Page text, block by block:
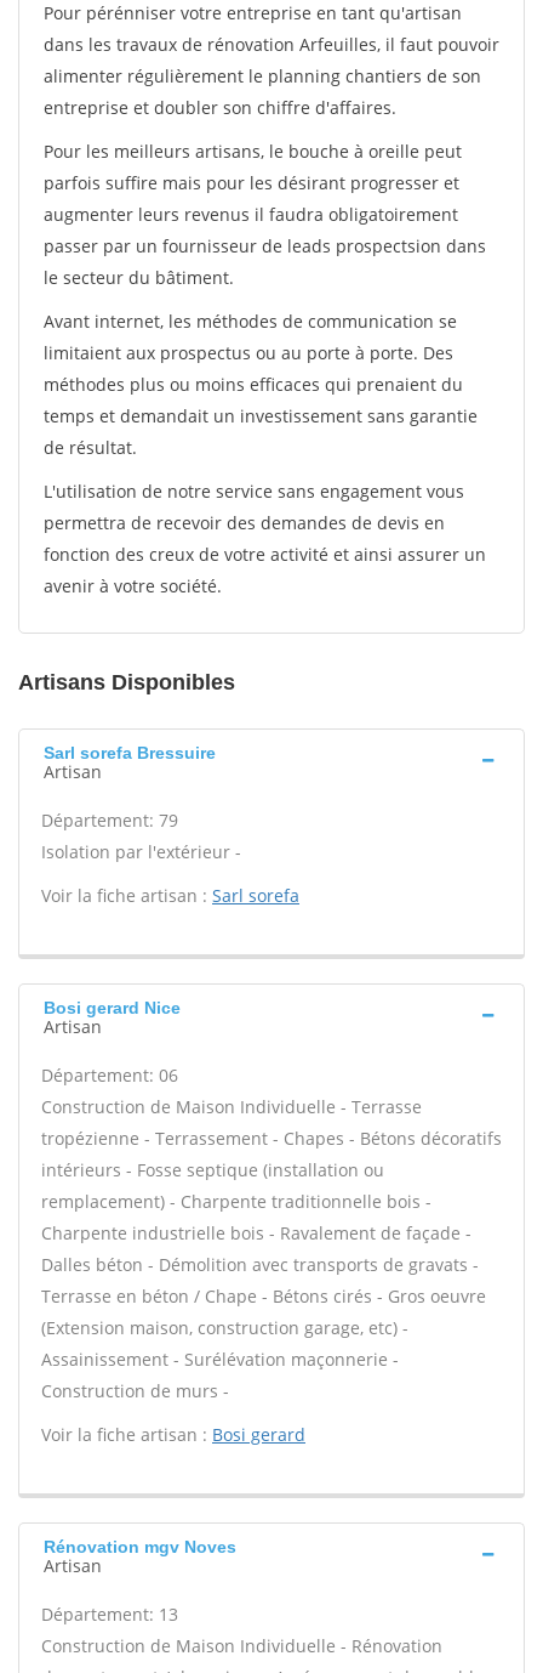
Pour pérénniser votre entreprise en tant qu'artisan
dans les travaux de rénovation Arfeuilles, il faut pouvoir
alimenter régulièrement le planning chantiers de son
entreprise et doubler son chiffre d'affaires.
Pour les meilleurs artisans, le bouche à oreille peut
parfois suffire mais pour les désirant progresser et
augmenter leurs revenus il faudra obligatoirement
passer par un fournisseur de leads prospectsion dans
le secteur du bâtiment.
Avant internet, les méthodes de communication se
limitaient aux prospectus ou au porte à porte. Des
méthodes plus ou moins efficaces qui prenaient du
temps et demandait un investissement sans garantie
de résultat.
L'utilisation de notre service sans engagement vous
permettra de recevoir des demandes de devis en
fonction des creux de votre activité et ainsi assurer un
avenir à votre société.
Artisans Disponibles
Sarl sorefa Bressuire
Artisan
Département: 79
Isolation par l'extérieur -
Voir la fiche artisan : Sarl sorefa
Bosi gerard Nice
Artisan
Département: 06
Construction de Maison Individuelle - Terrasse
tropézienne - Terrassement - Chapes - Bétons décoratifs
intérieurs - Fosse septique (installation ou
remplacement) - Charpente traditionnelle bois -
Charpente industrielle bois - Ravalement de façade -
Dalles béton - Démolition avec transports de gravats -
Terrasse en béton / Chape - Bétons cirés - Gros oeuvre
(Extension maison, construction garage, etc) -
Assainissement - Surélévation maçonnerie -
Construction de murs -
Voir la fiche artisan : Bosi gerard
Rénovation mgv Noves
Artisan
Département: 13
Construction de Maison Individuelle - Rénovation